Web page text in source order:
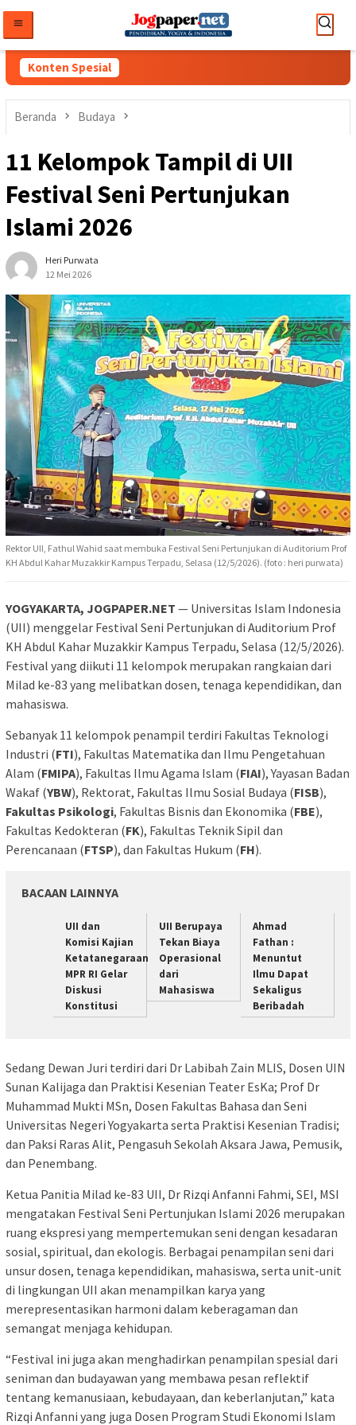
konten
Konten Spesial
Beranda Budaya
11 Kelompok Tampil di UII
Festival Seni Pertunjukan
Islami 2026
Heri Purwata
12 Mei 2026
Rektor UII, Fathul Wahid saat membuka Festival Seni Pertunjukan di Auditorium Prof
KH Abdul Kahar Muzakkir Kampus Terpadu, Selasa (12/5/2026). (foto : heri purwata)
YOGYAKARTA, JOGPAPER.NET — Universitas Islam Indonesia
(UII) menggelar Festival Seni Pertunjukan di Auditorium Prof
KH Abdul Kahar Muzakkir Kampus Terpadu, Selasa (12/5/2026).
Festival yang diikuti 11 kelompok merupakan rangkaian dari
Milad ke-83 yang melibatkan dosen, tenaga kependidikan, dan
mahasiswa.
Sebanyak 11 kelompok penampil terdiri Fakultas Teknologi
Industri (FTI), Fakultas Matematika dan Ilmu Pengetahuan
Alam (FMIPA), Fakultas Ilmu Agama Islam (FIAI), Yayasan Badan
Wakaf (YBW), Rektorat, Fakultas Ilmu Sosial Budaya (FISB),
Fakultas Psikologi, Fakultas Bisnis dan Ekonomika (FBE),
Fakultas Kedokteran (FK), Fakultas Teknik Sipil dan
Perencanaan (FTSP), dan Fakultas Hukum (FH).
BACAAN LAINNYA
UII dan
Komisi Kajian
Ketatanegaraan
MPR RI Gelar
Diskusi
Konstitusi
UII Berupaya
Tekan Biaya
Operasional
dari
Mahasiswa
Ahmad
Fathan :
Menuntut
Ilmu Dapat
Sekaligus
Beribadah
Sedang Dewan Juri terdiri dari Dr Labibah Zain MLIS, Dosen UIN
Sunan Kalijaga dan Praktisi Kesenian Teater EsKa; Prof Dr
Muhammad Mukti MSn, Dosen Fakultas Bahasa dan Seni
Universitas Negeri Yogyakarta serta Praktisi Kesenian Tradisi;
dan Paksi Raras Alit, Pengasuh Sekolah Aksara Jawa, Pemusik,
dan Penembang.
Ketua Panitia Milad ke-83 UII, Dr Rizqi Anfanni Fahmi, SEI, MSI
mengatakan Festival Seni Pertunjukan Islami 2026 merupakan
ruang ekspresi yang mempertemukan seni dengan kesadaran
sosial, spiritual, dan ekologis. Berbagai penampilan seni dari
unsur dosen, tenaga kependidikan, mahasiswa, serta unit-unit
di lingkungan UII akan menampilkan karya yang
merepresentasikan harmoni dalam keberagaman dan
semangat menjaga kehidupan.
“Festival ini juga akan menghadirkan penampilan spesial dari
seniman dan budayawan yang membawa pesan reflektif
tentang kemanusiaan, kebudayaan, dan keberlanjutan,” kata
Rizqi Anfanni yang juga Dosen Program Studi Ekonomi Islam